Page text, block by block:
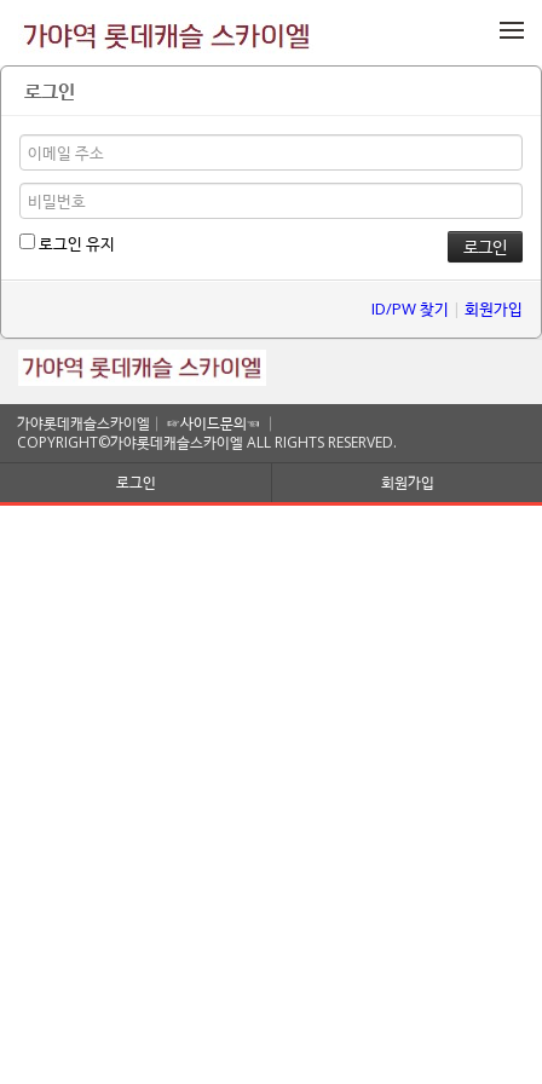
로그인
로그인 유지
ID/PW 찾기 | 회원가입
가야롯데캐슬스카이엘│ ☞사이드문의☜ │
COPYRIGHT©가야롯데캐슬스카이엘 ALL RIGHTS RESERVED.
로그인
회원가입